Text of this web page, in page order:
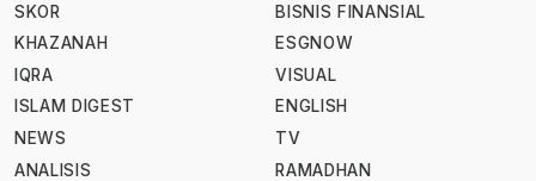
SKOR
KHAZANAH
IQRA
ISLAM DIGEST
NEWS
ANALISIS
BISNIS FINANSIAL
ESGNOW
VISUAL
ENGLISH
TV
RAMADHAN